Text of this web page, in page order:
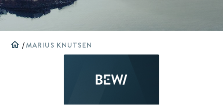
home /MARIUS KNUTSEN